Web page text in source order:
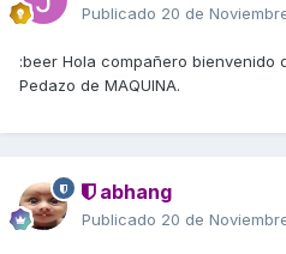
Publicado 20 de
:beer Hola compañero bienvenido
Pedazo de MAQUINA.
abhang
Publicado 20 de